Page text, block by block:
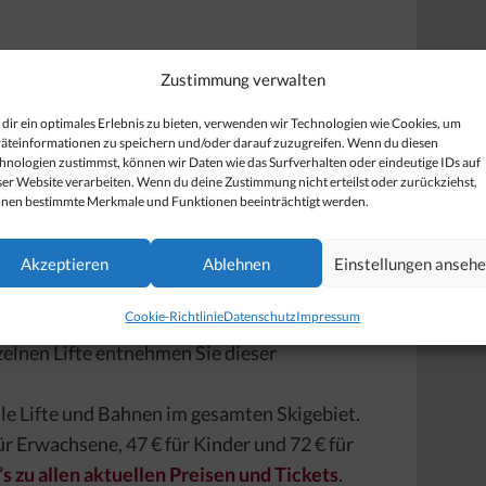
Zustimmung verwalten
dir ein optimales Erlebnis zu bieten, verwenden wir Technologien wie Cookies, um
zu speichern und/oder darauf zuzugreifen. Wenn du diesen
zustimmst, können wir Daten wie das Surfverhalten oder eindeutige IDs auf
Website verarbeiten. Wenn du deine Zustimmung nicht erteilst oder zurückziehst,
bestimmte Merkmale und Funktionen beeinträchtigt werden.
Akzeptieren Ablehnen Einstellungen
Cookie-RichtlinieDatenschutzImpressum
Betriebszeiten,
ausreichender Schneelage am4.
22. April 2025geöffnet, sofern genügend
die letzte Bergfahrt um 16:30 Uhr
Fahrtzeiten unterschiedlich!)
sich die 1. Bergfahrt auf 8:30 Uhr.
Lifte entnehmen Sie dieser
Lifte und Bahnen im gesamten Skigebiet.
Erwachsene, 47 € für Kinder und 72 € für
zu allen aktuellen Preisen und Tickets.